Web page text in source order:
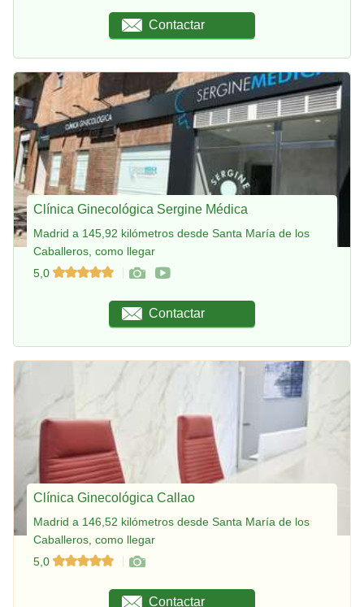
Contactar
Clínica Ginecológica Sergine Médica
Madrid a 145,92 kilómetros desde Santa María de los
Caballeros, como llegar
5,0
Contactar
Clínica Ginecológica Callao
Madrid a 146,52 kilómetros desde Santa María de los
Caballeros, como llegar
5,0
Contactar